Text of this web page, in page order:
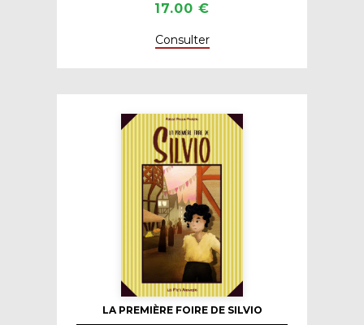
17.00 €
Consulter
LA PREMIÈRE FOIRE DE SILVIO